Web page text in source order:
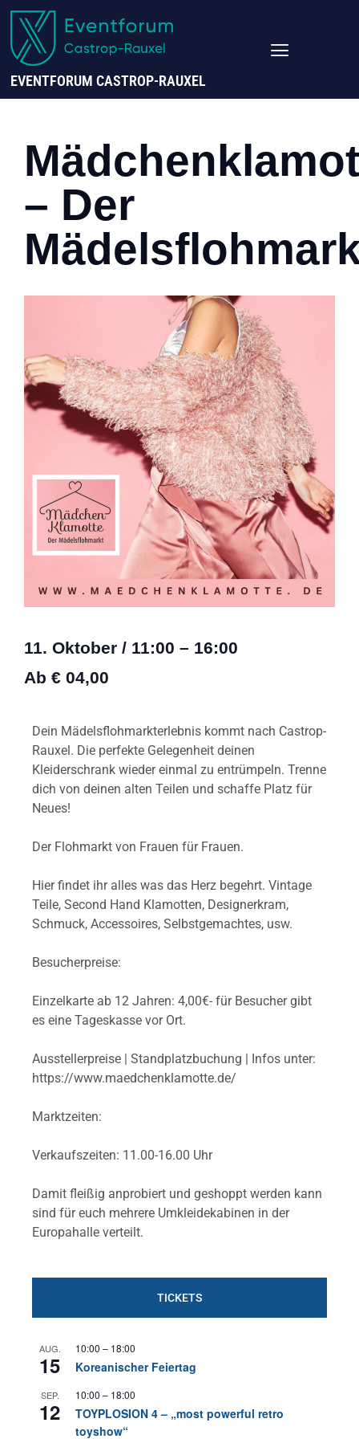
EVENTFORUM CASTROP-RAUXEL
– Der
11. Oktober / 11:00 – 16:00
Ab € 04,00
Dein Mädelsflohmarkterlebnis kommt nach Castrop-
Rauxel. Die perfekte Gelegenheit deinen
Kleiderschrank wieder einmal zu entrümpeln. Trenne
dich von deinen alten Teilen und schaffe Platz für
Neues!
Der Flohmarkt von Frauen für Frauen.
Hier findet ihr alles was das Herz begehrt. Vintage
Teile, Second Hand Klamotten, Designerkram,
Schmuck, Accessoires, Selbstgemachtes, usw.
Besucherpreise:
Einzelkarte ab 12 Jahren: 4,00€- für Besucher gibt
es eine Tageskasse vor Ort.
Ausstellerpreise | Standplatzbuchung | Infos unter:
https://www.maedchenklamotte.de/
Marktzeiten:
Verkaufszeiten: 11.00-16.00 Uhr
Damit fleißig anprobiert und geshoppt werden kann
sind für euch mehrere Umkleidekabinen in der
Europahalle verteilt.
TICKETS
AUG.
15
10:00 – 18:00
Koreanischer Feiertag
SEP.
12
10:00 – 18:00
TOYPLOSION 4 – „most powerful retro
toyshow“